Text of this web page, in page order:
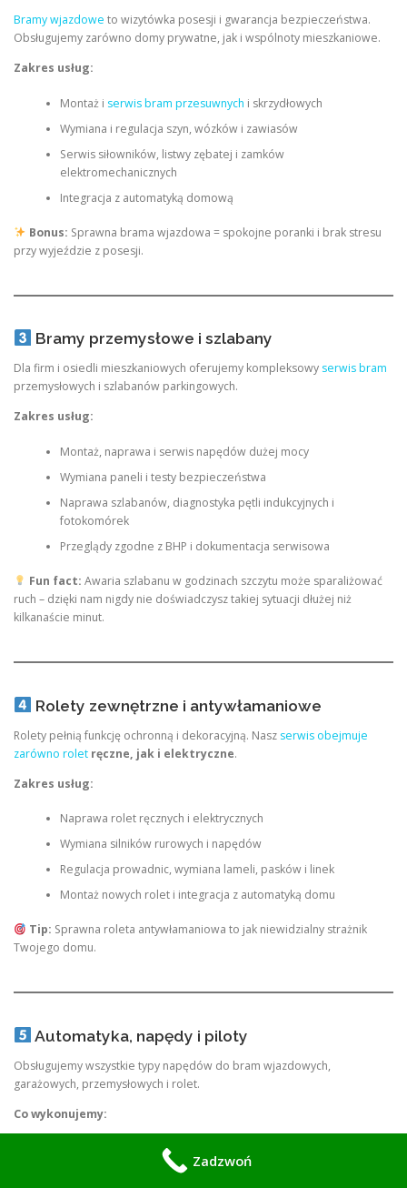
Bramy wjazdowe to wizytówka posesji i gwarancja bezpieczeństwa.
Obsługujemy zarówno domy prywatne, jak i wspólnoty mieszkaniowe.
Zakres usług:
Montaż i serwis bram przesuwnych i skrzydłowych
Wymiana i regulacja szyn, wózków i zawiasów
Serwis siłowników, listwy zębatej i zamków
elektromechanicznych
Integracja z automatyką domową
Bonus: Sprawna brama wjazdowa = spokojne poranki i brak stresu
przy wyjeździe z posesji.
Bramy przemysłowe i szlabany
Dla firm i osiedli mieszkaniowych oferujemy kompleksowy serwis bram
przemysłowych i szlabanów parkingowych.
Zakres usług:
Montaż, naprawa i serwis napędów dużej mocy
Wymiana paneli i testy bezpieczeństwa
Naprawa szlabanów, diagnostyka pętli indukcyjnych i
fotokomórek
Przeglądy zgodne z BHP i dokumentacja serwisowa
Fun fact: Awaria szlabanu w godzinach szczytu może sparaliżować
ruch – dzięki nam nigdy nie doświadczysz takiej sytuacji dłużej niż
kilkanaście minut.
Rolety zewnętrzne i antywłamaniowe
Rolety pełnią funkcję ochronną i dekoracyjną. Nasz serwis obejmuje
zarówno rolet ręczne, jak i elektryczne.
Zakres usług:
Naprawa rolet ręcznych i elektrycznych
Wymiana silników rurowych i napędów
Regulacja prowadnic, wymiana lameli, pasków i linek
Montaż nowych rolet i integracja z automatyką domu
Tip: Sprawna roleta antywłamaniowa to jak niewidzialny strażnik
Twojego domu.
Automatyka, napędy i piloty
Obsługujemy wszystkie typy napędów do bram wjazdowych,
garażowych, przemysłowych i rolet.
Co wykonujemy:
Diagnostyka i naprawa elektroniki centrali sterujących
Programowanie i dogrywanie pilotów
Zadzwoń